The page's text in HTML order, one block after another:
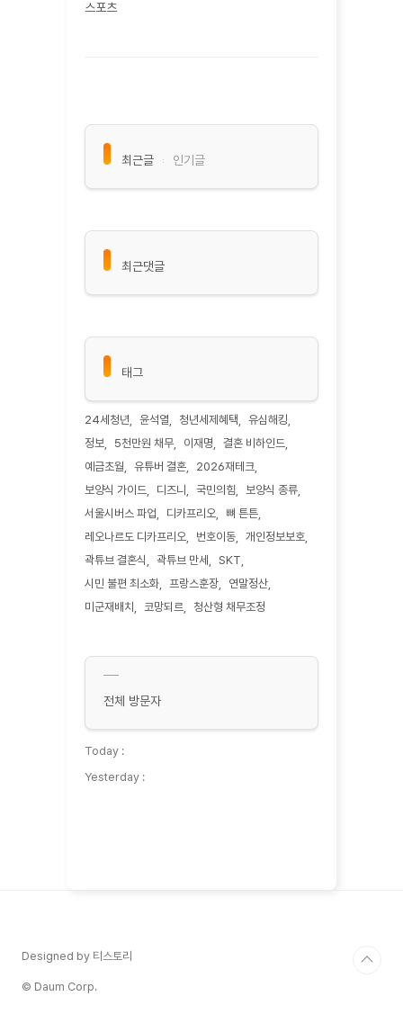
스포츠
최근글 인기글
최근댓글
태그
24세청년 윤석열 청년세제혜택
유심해킹
정보
5천만원 채무 이재명
결혼 비하인드
예금초월
유튜버 결혼
2026재테크
보양식 가이드
디즈니 국민의힘
보양식 종류
서울시버스 파업
디카프리오
뼈 튼튼
레오나르도 디카프리오
번호이동
개인정보보호
곽튜브 결혼식
곽튜브 만세
SKT
시민 불편 최소화
프랑스훈장
연말정산
미군재배치
코망되르 청산형 채무조정
전체 방문자
Today :
Yesterday :
Designed by 티스토리
© Daum Corp.